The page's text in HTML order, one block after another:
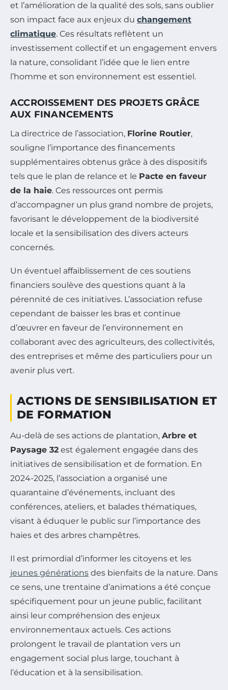
et l’amélioration de la qualité des sols, sans oublier
son impact face aux enjeux du changement
climatique. Ces résultats reflètent un
investissement collectif et un engagement envers
la nature, consolidant l’idée que le lien entre
l’homme et son environnement est essentiel.
ACCROISSEMENT DES PROJETS GRÂCE
AUX FINANCEMENTS
La directrice de l’association, Florine Routier,
souligne l’importance des financements
supplémentaires obtenus grâce à des dispositifs
tels que le plan de relance et le Pacte en faveur
de la haie. Ces ressources ont permis
d’accompagner un plus grand nombre de projets,
favorisant le développement de la biodiversité
locale et la sensibilisation des divers acteurs
concernés.
Un éventuel affaiblissement de ces soutiens
financiers soulève des questions quant à la
pérennité de ces initiatives. L’association refuse
cependant de baisser les bras et continue
d’œuvrer en faveur de l’environnement en
collaborant avec des agriculteurs, des collectivités,
des entreprises et même des particuliers pour un
avenir plus vert.
ACTIONS DE SENSIBILISATION ET
DE FORMATION
Au-delà de ses actions de plantation, Arbre et
Paysage 32 est également engagée dans des
initiatives de sensibilisation et de formation. En
2024-2025, l’association a organisé une
quarantaine d’événements, incluant des
conférences, ateliers, et balades thématiques,
visant à éduquer le public sur l’importance des
haies et des arbres champêtres.
Il est primordial d’informer les citoyens et les
jeunes générations des bienfaits de la nature. Dans
ce sens, une trentaine d’animations a été conçue
spécifiquement pour un jeune public, facilitant
ainsi leur compréhension des enjeux
environnementaux actuels. Ces actions
prolongent le travail de plantation vers un
engagement social plus large, touchant à
l’éducation et à la sensibilisation.